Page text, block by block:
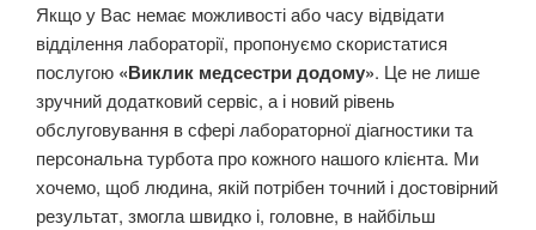
Якщо у Вас немає можливості або часу відвідати
відділення лабораторії, пропонуємо скористатися
послугою «Виклик медсестри додому». Це не лише
зручний додатковий сервіс, а і новий рівень
обслуговування в сфері лабораторної діагностики та
персональна турбота про кожного нашого клієнта. Ми
хочемо, щоб людина, якій потрібен точний і достовірний
результат, змогла швидко і, головне, в найбільш